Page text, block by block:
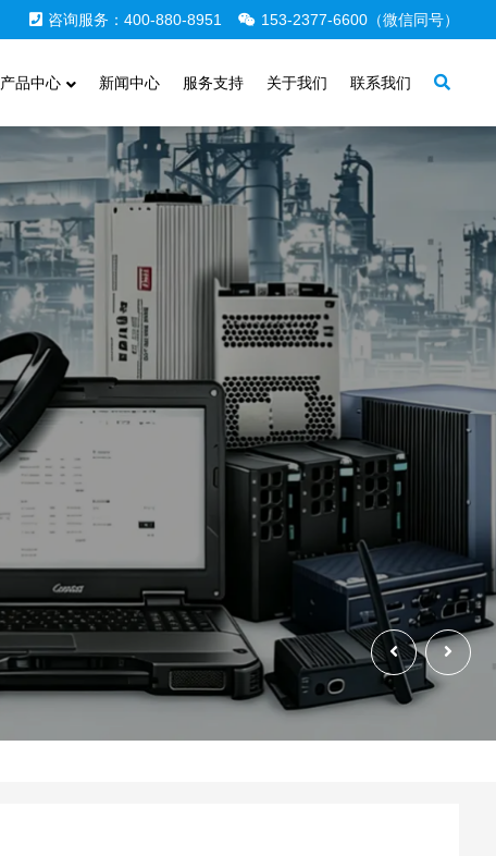
咨询服务：400-880-8951 153-2377-6600（微信同号）
产品中心 新闻中心 服务支持 关于我们 联系我们